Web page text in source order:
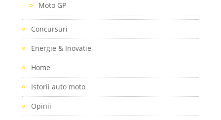
Moto GP
Concursuri
Energie & Inovatie
Home
Istorii auto moto
Opinii